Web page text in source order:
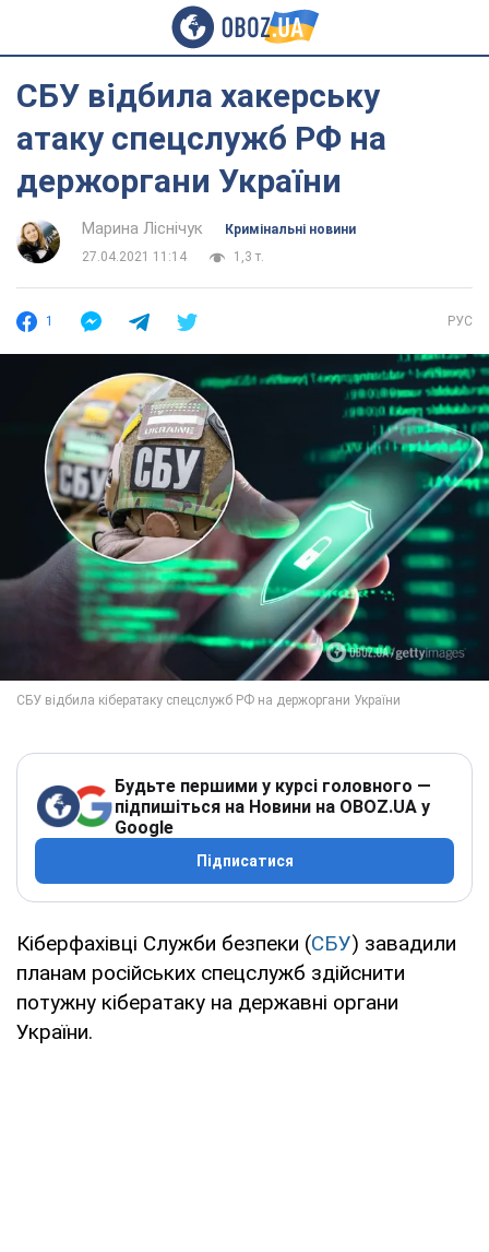
СБУ відбила хакерську
атаку спецслужб РФ на
держоргани України
Марина Ліснічук
Кримінальні новини
27.04.2021 11:14
1,3 т.
1 РУС
Будьте першими у курсі головного —
підпишіться на Новини на OBOZ.UA у
Google
Підписатися
Кіберфахівці Служби безпеки (СБУ) завадили
планам російських спецслужб здійснити
потужну кібератаку на державні органи
України.